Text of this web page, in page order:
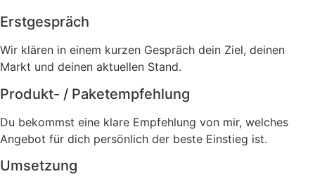
Erstgespräch
Wir klären in einem kurzen Gespräch dein Ziel, deinen
Markt und deinen aktuellen Stand.
Produkt- / Paketempfehlung
Du bekommst eine klare Empfehlung von mir, welches
Angebot für dich persönlich der beste Einstieg ist.
Umsetzung